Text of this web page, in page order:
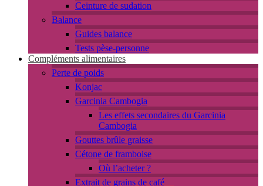
Ceinture de sudation
Balance
Guides balance
Tests pèse-personne
Compléments alimentaires
Perte de poids
Konjac
Garcinia Cambogia
Les effets secondaires du Garcinia
Cambogia
Gouttes brûle graisse
Cétone de framboise
Où l’acheter ?
Extrait de grains de café